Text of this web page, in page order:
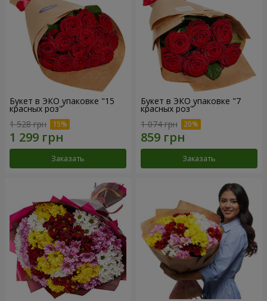
Букет в ЭКО упаковке "15
красных роз"
1 528 грн
Заказать
Букет в ЭКО упаковке "7
красных роз"
1 074 грн
Заказать